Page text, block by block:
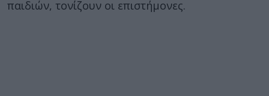
παιδιών, τονίζουν οι επιστήμονες.